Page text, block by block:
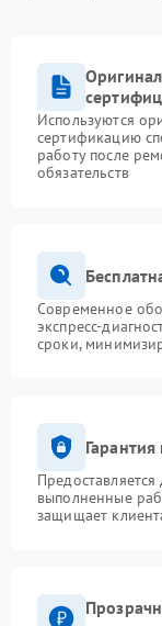
Используются
сертификацию
работу после
обязательств
Современное
экспресс-
сроки,
выполненные
защищает